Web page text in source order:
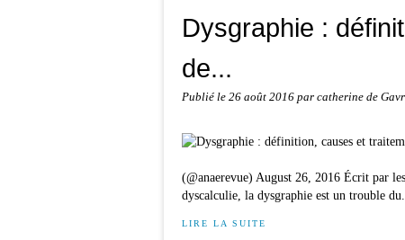
Dysgraphie :
de...
Publié le 26 août 2016 par catherine de
(@anaerevue) August 26, 2016 Écrit par
dyscalculie, la dysgraphie est un trouble
LIRE LA SUITE